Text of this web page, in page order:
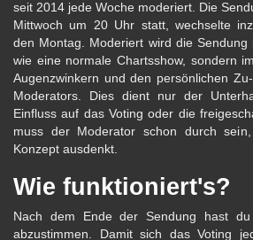
seit 2014 jede Woche moderiert. Die
Mittwoch um 20 Uhr statt, wechselte
den Montag. Moderiert wird die
wie eine normale Chartsshow, sondern
Augenzwinkern und den persönlichen
Moderators. Dies dient nur der
Einfluss auf das Voting oder die
muss der Moderator schon durch
Konzept ausdenkt.
Wie funktioniert's?
Nach dem Ende der Sendung hast
abzustimmen. Damit sich das Voting